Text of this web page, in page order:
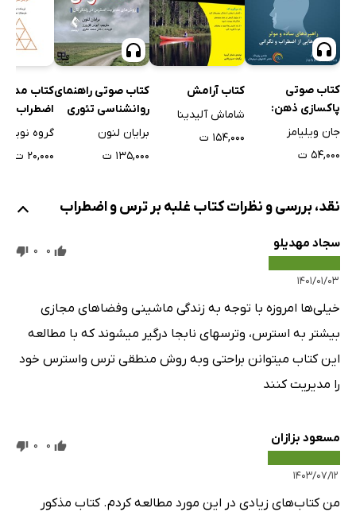
کتاب صوتی
پاکسازی ذهن:
راهبردهای ساده و
اضطراب و نگرانی
جان ویلیامز
۵۴,۰۰۰ ت
کتاب آرامش
شاماش آلیدینا
۱۵۴,۰۰۰ ت
کتاب صوتی راهنمای
روانشناسی تئوری
انتخاب برای استرس
برایان لنون
۱۳۵,۰۰۰ ت
کتاب
اضطراب
گروه
۲۰,۰۰۰ ت
نقد، بررسی و نظرات کتاب غلبه بر ترس و اضطراب
سجاد مهدیلو
۱۴۰۱/۰۱/۰۳
0
0
خیلی‌ها امروزه با توجه به زندگی ماشینی وفضاهای مجازی
بیشتر به استرس، وترسهای نابجا درگیر میشوند که با مطالعه
این کتاب میتوانن براحتی وبه روش منطقی ترس واسترس خود
را مدیریت کنند
مسعود بزازان
۱۴۰۳/۰۷/۱۲
0
0
من کتاب‌های زیادی در این مورد مطالعه کردم. کتاب مذکور